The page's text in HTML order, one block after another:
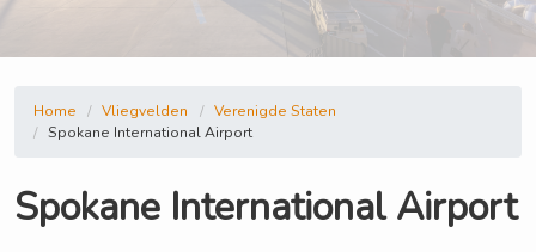
Home Vliegvelden
Verenigde Staten
Spokane International Airport
Spokane International Airport